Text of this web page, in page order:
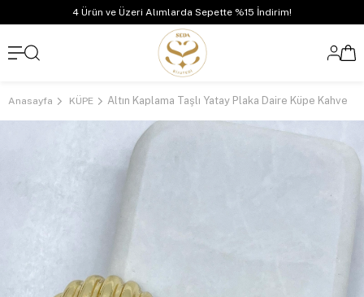
4 Ürün ve Üzeri Alımlarda Sepette %15 İndirim!
Anasayfa KÜPE Altın Kaplama Taşlı Yatay Plaka Daire Küpe Kahve